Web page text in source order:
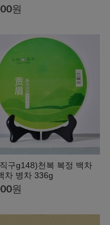
원
구g148)천복 복정 백차
차 병차 336g
원